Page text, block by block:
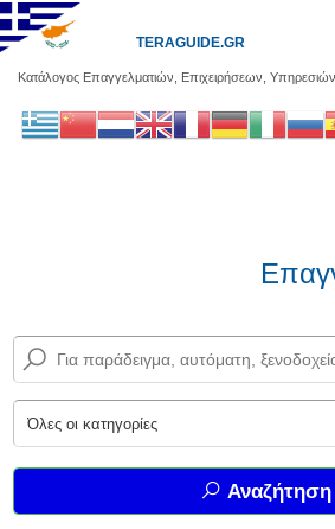
Κατάλογος Επαγγελματιών, Επιχειρήσεων, Υπηρεσιών
TERAGUIDE.GR
Αναζήτηση